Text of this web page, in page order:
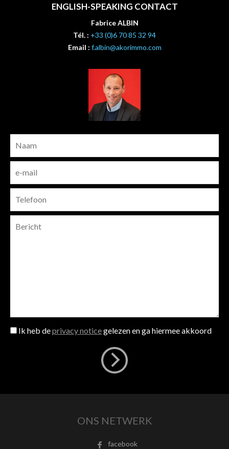
ENGLISH-SPEAKING CONTACT
Fabrice ALBIN
Tél. : +33 (0)6 70 85 32 94
Email : f.albin@akorimmo.com
Ik heb deprivacy noticegelezen en ga hiermee akkoord
ONS NETWERK
facebook